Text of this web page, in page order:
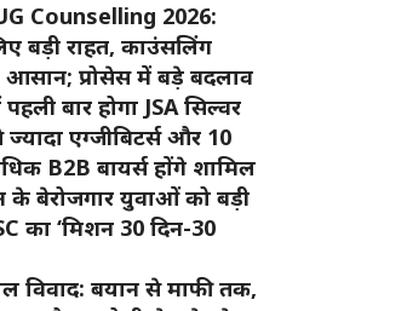
Counselling 2026:
बड़ी राहत, काउंसलिंग
आसान; प्रोसेस में बड़े बदलाव
बार होगा JSA सिल्वर
एग्जीबिटर्स और 10
B2B बायर्स होंगे शामिल
के बेरोजगार युवाओं को बड़ी
का ‘मिशन 30 दिन-30
विवाद: बयान से माफी तक,